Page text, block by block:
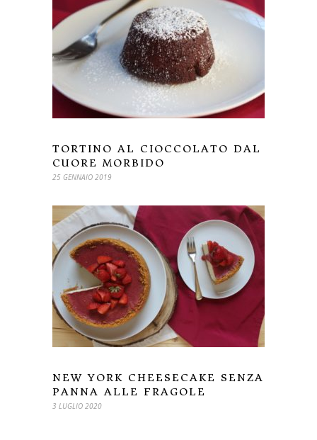
TORTINO AL CIOCCOLATO DAL
CUORE MORBIDO
25 GENNAIO 2019
NEW YORK CHEESECAKE SENZA
PANNA ALLE FRAGOLE
3 LUGLIO 2020